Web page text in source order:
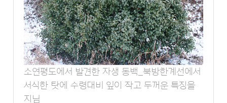
소연평도에서 발견한 자생 동백_북방한계선에서
서식한 탓에 수령대비 잎이 작고 두꺼운 특징을
지님